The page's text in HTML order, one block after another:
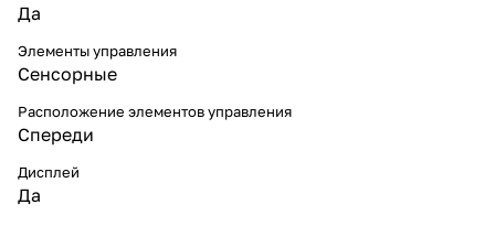
Да
Элементы управления
Сенсорные
Расположение элементов управления
Спереди
Дисплей
Да